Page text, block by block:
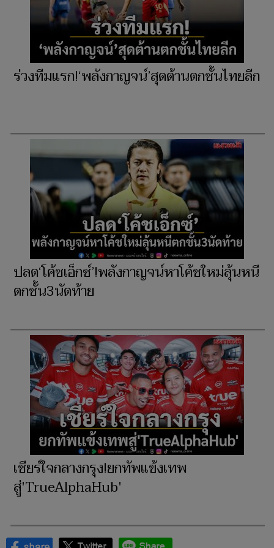
ร่วงทีมแรก!‘พลังกาญจน์’สุดต้านตกชั้นไทยลีก
ปลด‘โค้ชเอ็กซ์’!พลังกาญจน์หาโค้ชใหม่ลุ้นหนี
ตกชั้น3นัดท้าย
เชียร์ใจกลางกรุง!ยกทัพแข้งเทพ
สู่'TrueAlphaHub'